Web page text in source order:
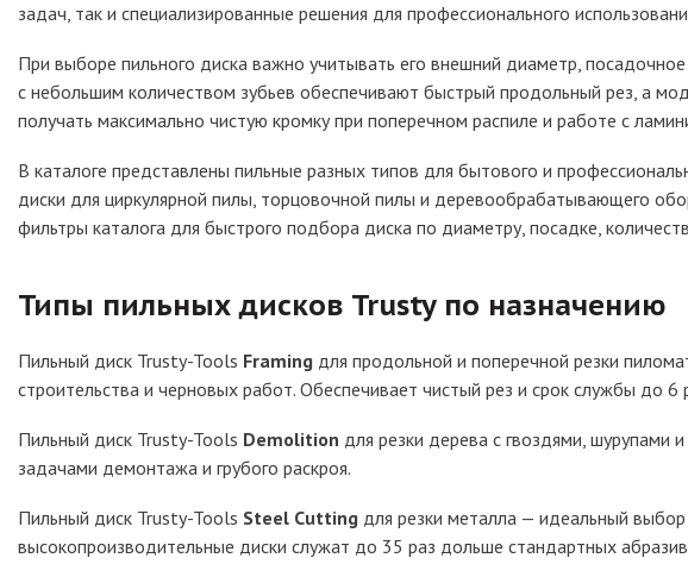
задач, так и специализированные решения для профессионального
При выборе пильного диска важно учитывать его внешний диаметр,
с небольшим количеством зубьев обеспечивают быстрый продольный рез, а
получать максимально чистую кромку при поперечном распиле и работе с
В каталоге представлены пильные разных типов для бытового и
диски для циркулярной пилы, торцовочной пилы и деревообрабатывающего
фильтры каталога для быстрого подбора диска по диаметру, посадке,
Типы пильных дисков Trusty по назначению
Пильный диск Trusty-Tools Framing для продольной и поперечной резки
строительства и черновых работ. Обеспечивает чистый рез и срок службы до
Пильный диск Trusty-Tools Demolition для резки дерева с гвоздями, шурупами
задачами демонтажа и грубого раскроя.
Пильный диск Trusty-Tools Steel Cutting для резки металла — идеальный
высокопроизводительные диски служат до 35 раз дольше стандартных